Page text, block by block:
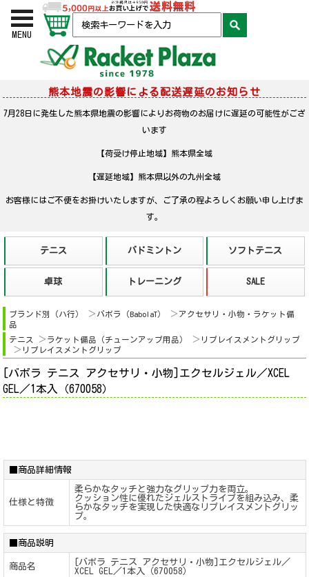
MENU
熊本地震の影響による配送遅延のお知らせ
7月28日に発生した熊本県地震の影響によりお荷物のお届けに遅延の可能性がござ
います
【荷受け停止地域】熊本県全域
【遅延地域】熊本県以外の九州全域
お客様にはご不便をお掛けいたしますが、ご了承の程よろしくお願い申し上げま
す。
ブランド別（ハ行） バボラ（BabolaT）
アクセサリ・小物・ラケット備
品
テニス
ラケット備品（チューンアップ用品）
リプレイスメントグリップ
リプレイスメントグリップ
[バボラ テニス アクセサリ・小物]エクセルジェル／XCEL
GEL／1本入（670058）
■商品詳細情報
仕様と特徴
柔らかなタッチと強力なグリップ力を両立。
クッション性に優れたジェルストライプを組み込み、柔
らかなタッチを実現した快適なリプレイスメントグリッ
プ。
■商品説明
商品名
[バボラ テニス アクセサリ・小物]エクセルジェル／
XCEL GEL／1本入（670058）